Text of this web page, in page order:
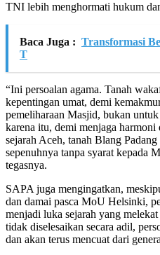
TNI lebih menghormati hukum
Baca Juga : Transformasi
T
“Ini persoalan agama. Tanah
kepentingan umat, demi
pemeliharaan Masjid, bukan
karena itu, demi menjaga
sejarah Aceh, tanah Blang
sepenuhnya tanpa syarat kepada
tegasnya.
SAPA juga mengingatkan,
dan damai pasca MoU Helsinki,
menjadi luka sejarah yang
tidak diselesaikan secara adil,
dan akan terus mencuat dari